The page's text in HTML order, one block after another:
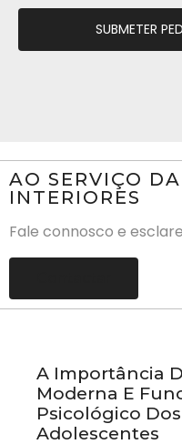
SUBMETER
AO SERVIÇO
INTERIORES
Fale connosco e
A Importância
Moderna E
Psicológico
Adolescentes